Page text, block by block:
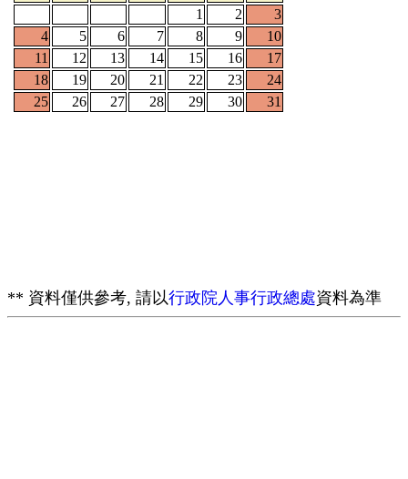
1
2
3
4
5 6 7 8 9
10
11
12 13 14 15 16
17
18
19 20 21 22 23
24
25
26 27 28 29 30 31
** 資料僅供參考, 請以行政院人事行政總處資料為準